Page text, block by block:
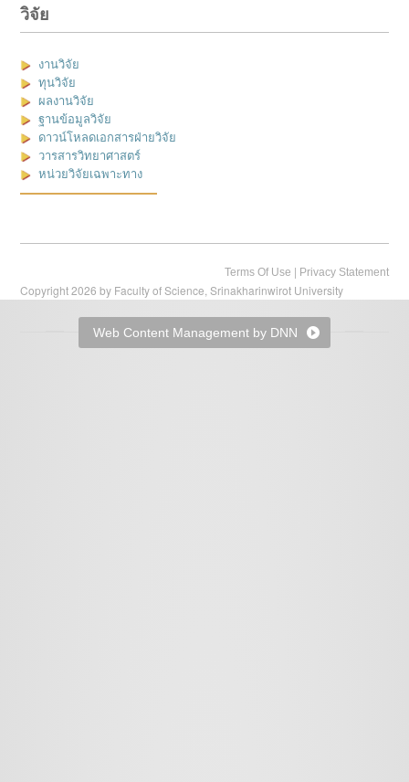
วิจัย
งานวิจัย
ทุนวิจัย
ผลงานวิจัย
ฐานข้อมูลวิจัย
ดาวน์โหลดเอกสารฝ่ายวิจัย
วารสารวิทยาศาสตร์
หน่วยวิจัยเฉพาะทาง
Terms Of Use | Privacy Statement
Copyright 2026 by Faculty of Science, Srinakharinwirot University
Web Content Management by DNN